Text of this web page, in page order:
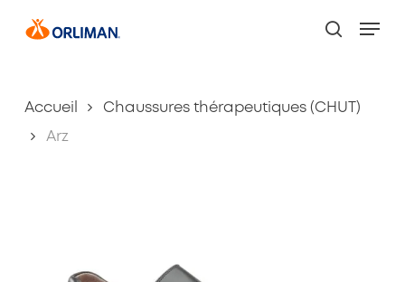
search
Accueil Chaussures thérapeutiques (CHUT)
Arz